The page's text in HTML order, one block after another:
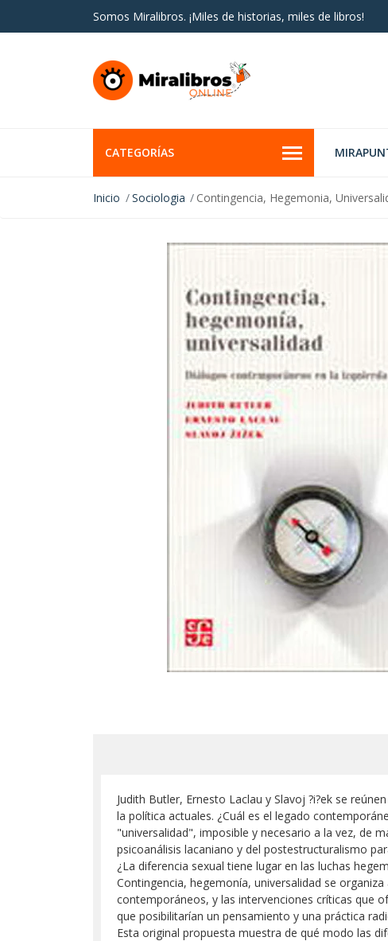
Somos Miralibros. ¡Miles de historias, miles de libros!
CATEGORÍAS
Inicio Sociologia Contingencia, Hegemonia,
Judith Butler, Ernesto Laclau y Slavoj ?i?ek se
la política actuales. ¿Cuál es el legado
"universalidad", imposible y necesario a la vez, de
psicoanálisis lacaniano y del postestructuralismo
¿La diferencia sexual tiene lugar en las luchas
Contingencia, hegemonía, universalidad se
contemporáneos, y las intervenciones críticas que
que posibilitarían un pensamiento y una práctica
Esta original propuesta muestra de qué modo las